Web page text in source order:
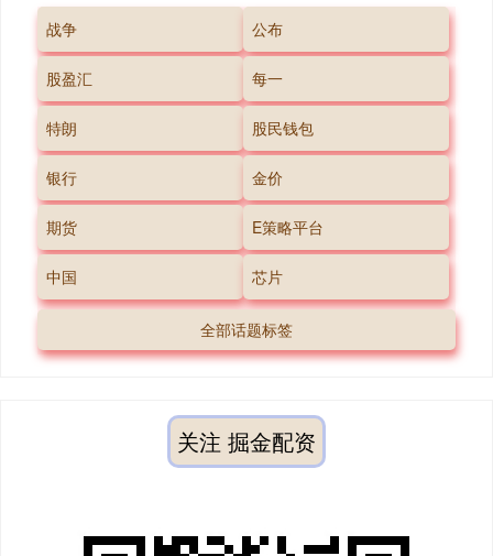
战争 公布
股盈汇 每一
特朗 股民钱包
银行 金价
期货 E策略平台
中国 芯片
全部话题标签
关注 掘金配资